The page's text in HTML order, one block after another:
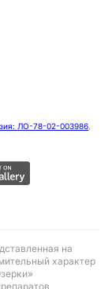
ЛО-78-02-003986,
на
характер